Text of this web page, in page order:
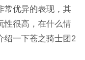
常优异的表现，其
性很高，在什么情
绍一下苍之骑士团2